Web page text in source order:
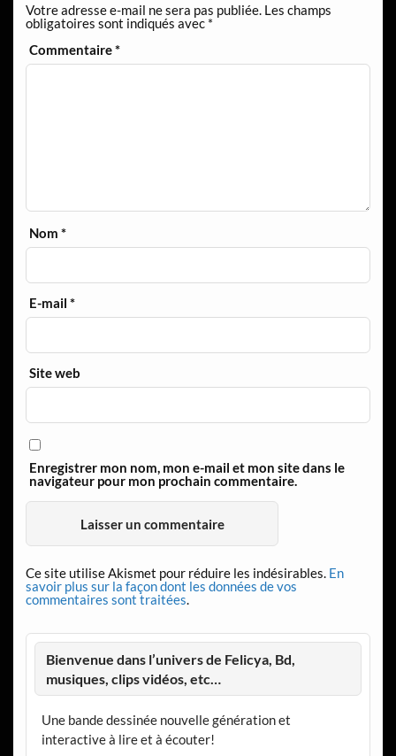
Votre adresse e-mail ne sera pas publiée. Les champs
obligatoires sont indiqués avec *
Commentaire*
Nom*
E-mail*
Site web
Enregistrer mon nom, mon e-mail et mon site dans le
navigateur pour mon prochain commentaire.
Ce site utilise Akismet pour réduire les indésirables. En
savoir plus sur la façon dont les données de vos
commentaires sont traitées.
Bienvenue dans l’univers de Felicya, Bd,
musiques, clips vidéos, etc…
Une bande dessinée nouvelle génération et
interactive à lire et à écouter!